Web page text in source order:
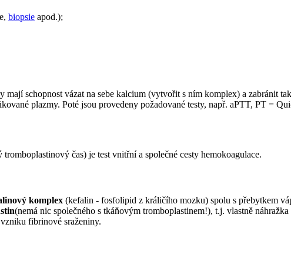
biopsie apod.);
mají schopnost vázat na sebe kalcium (vytvořit s ním komplex) a zabránit
plazmy. Poté jsou provedeny požadované testy, např. aPTT, PT =
tromboplastinový čas) je test vnitřní a společné cesty hemokoagulace.
komplex (kefalin - fosfolipid z králičího mozku) spolu s přebytkem
(nemá nic společného s tkáňovým tromboplastinem!), t.j. vlastně náhražka
fibrinové sraženiny.